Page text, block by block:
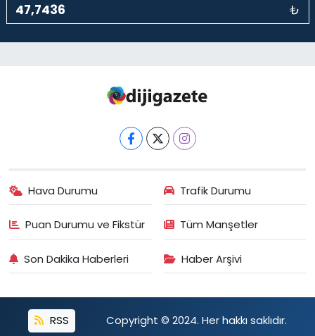
₺
Hava Durumu Trafik Durumu
Puan Durumu ve Fikstür Tüm Manşetler
Son Dakika Haberleri Haber Arşivi
RSS Copyright © 2024. Her hakkı saklıdır.